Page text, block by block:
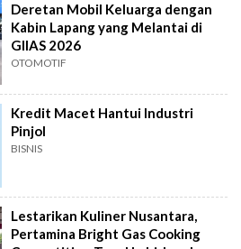
Deretan Mobil Keluarga dengan
Kabin Lapang yang Melantai di
GIIAS 2026
OTOMOTIF
Kredit Macet Hantui Industri
Pinjol
BISNIS
Lestarikan Kuliner Nusantara,
Pertamina Bright Gas Cooking